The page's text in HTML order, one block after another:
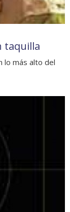
taquilla
lo más alto del